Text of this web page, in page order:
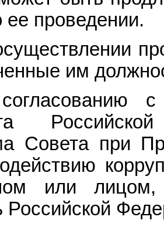
проведении.
им
с
Совета при
или
Российской